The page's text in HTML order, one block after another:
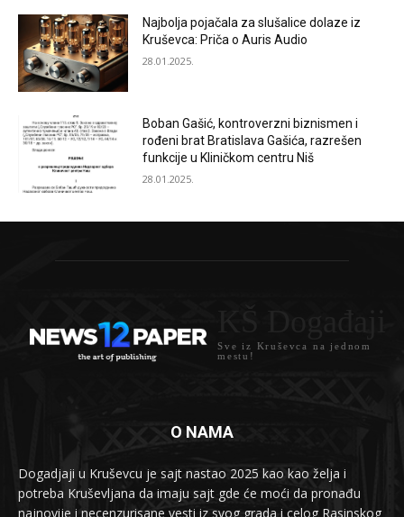
Najbolja pojačala za slušalice dolaze iz
Kruševca: Priča o Auris Audio
28.01.2025.
Boban Gašić, kontroverzni biznismen i
rođeni brat Bratislava Gašića, razrešen
funkcije u Kliničkom centru Niš
28.01.2025.
Sve iz Kruševca na jednom
mestu!
O NAMA
Dogadjaji u Kruševcu je sajt nastao 2025 kao kao želja i
potreba Kruševljana da imaju sajt gde će moći da pronađu
najnovije i necenzurisane vesti iz svog grada i celog Rasinskog